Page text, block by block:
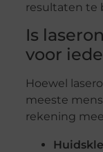
resultaten te
Is
voor
Hoewel
meeste
rekening